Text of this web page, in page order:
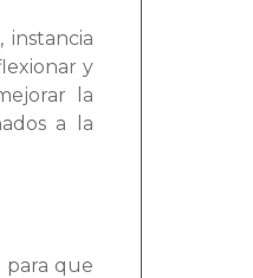
y
la
a la
para que